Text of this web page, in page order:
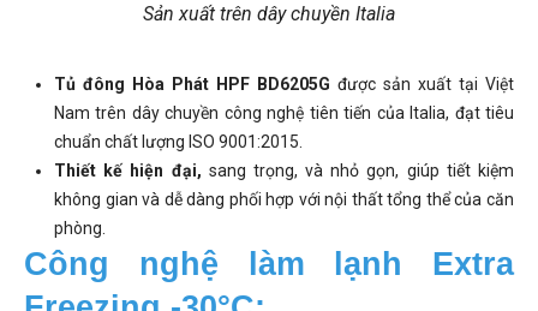
Sản xuất trên dây chuyền Italia
Tủ đông Hòa Phát HPF BD6205G được sản xuất tại Việt
Nam trên dây chuyền công nghệ tiên tiến của Italia, đạt tiêu
chuẩn chất lượng ISO 9001:2015.
Thiết kế hiện đại, sang trọng, và nhỏ gọn, giúp tiết kiệm
không gian và dễ dàng phối hợp với nội thất tổng thể của căn
phòng.
Công nghệ làm lạnh Extra